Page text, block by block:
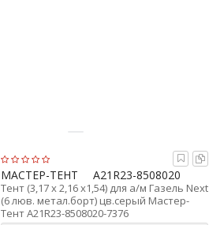
МАСТЕР-ТЕНТ А21R23-8508020
Тент (3,17 х 2,16 х1,54) для а/м Газель Next
(6 люв. метал.борт) цв.серый Мастер-
Тент А21R23-8508020-7376